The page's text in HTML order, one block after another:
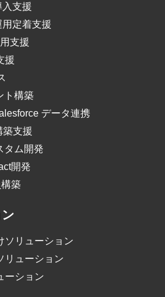
支援
定着支援
支援
援
ト構築
データ連携
築支援
タム開発
開発
築
ソリューション
リューション
ーション